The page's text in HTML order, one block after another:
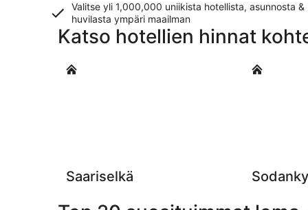
Valitse yli 1,000,000 uniikista hotellista, asunnosta &
huvilasta ympäri maailman
Katso hotellien hinnat
Saariselkä
Saariselkä Sodankylä